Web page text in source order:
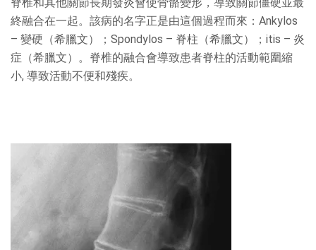
終融合在一起。該病的名字正是由這個過程而來：Ankylos
– 變硬（希臘文）；Spondylos – 脊柱（希臘文）；itis – 炎
症（希臘文）。脊椎的融合會導致患者脊柱的活動範圍縮
小, 導致活動不便和殘疾。